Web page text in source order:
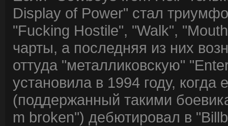
Display of Power" стал
"Fucking Hostile", "Walk",
чарты, а последняя из них
оттуда "металликовскую"
установила в 1994 году,
(поддержанный такими
m broken") дебютировал в